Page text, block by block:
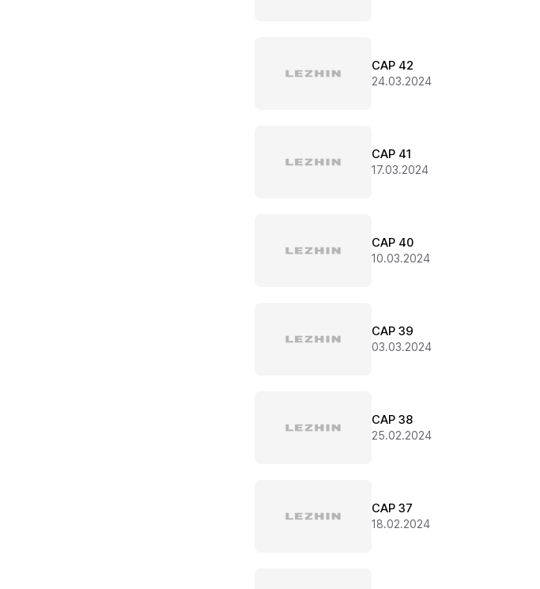
CAP 42
24.03.2024
CAP 41
17.03.2024
CAP 40
10.03.2024
CAP 39
03.03.2024
CAP 38
25.02.2024
CAP 37
18.02.2024